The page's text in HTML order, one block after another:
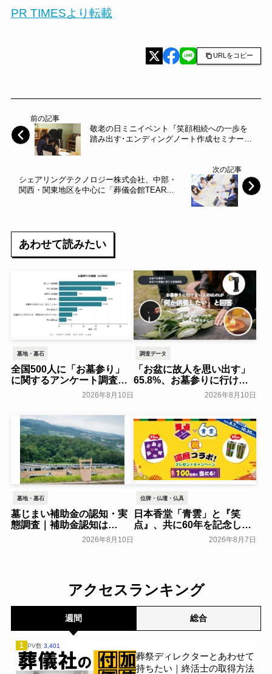
PR TIMESより転載
URLをコピー
前の記事
敬老の日ミニイベント『笑顔相続への一歩を
踏み出す･エンディングノート作成セミナー』
次の記事
シェアリングテクノロジー株式会社、中部・
関西・関東地区を中心に「葬儀会館TEAR」
あわせて読みたい
墓地・墓石
全国500人に「お墓参り」
に関するアンケート調査～
2026年8月10日
調査データ
「お盆に故人を思い出す」
65.8%、お墓参りに行けな
い人の60.4%が「何か供養
したい」と回答。お盆やお
する意識調査～ライテック
～
一般公開
2026年8月10日
墓地・墓石
墓じまい補助金の認知・実
態調査｜補助金認知は
24.00％、実際の利用は
2.00％｜費用負担軽減策1位
2026年8月10日
位牌・仏壇・仏具
日本香堂「青雲」と『笑
点』、共に60年を記念した
初コラボ！オリジナルグッ
ズのプレゼントキャンペー
2026年8月7日
アクセスランキング
週間 総合
1 PV数 3,401
葬祭ディレクターとあわせて
持ちたい｜終活士の取得方法